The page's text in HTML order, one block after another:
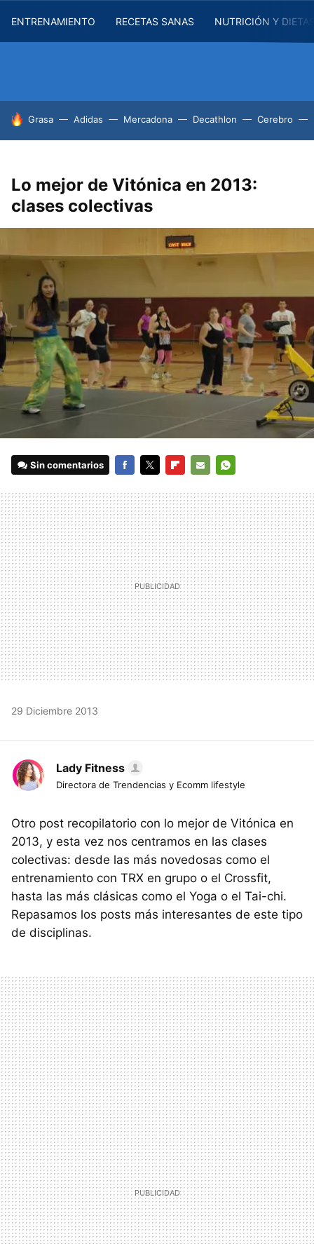
ENTRENAMIENTO RECETAS SANAS NUTRICIÓN Y
HOY SE HABLA DE
Grasa Adidas Mercadona Decathlon Cerebro
Lo mejor de Vitónica en 2013:
clases colectivas
Sin comentarios
MAIL
29 Diciembre 2013
Lady Fitness
Directora de Trendencias y Ecomm lifestyle
Otro post recopilatorio con lo mejor de Vitónica en
2013, y esta vez nos centramos en las clases
colectivas: desde las más novedosas como el
entrenamiento con TRX en grupo o el Crossfit,
hasta las más clásicas como el Yoga o el Tai-chi.
Repasamos los posts más interesantes de este tipo
de disciplinas.